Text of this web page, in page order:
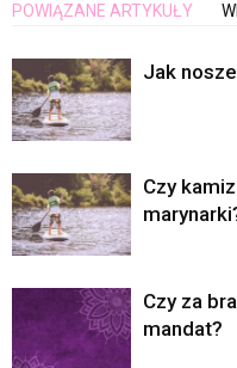
POWIĄZANE ARTYKUŁY
Jak
Czy
Czy za
mandat?